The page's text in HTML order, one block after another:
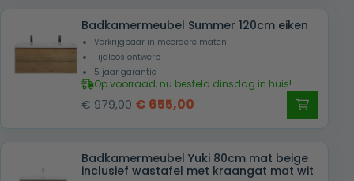
was:
€ 989,00.
is:
€ 655,00.
Badkamermeubel Summer 120cm eiken
Verkrijgbaar in meerdere maten
Tijdloos ontwerp
5 jaar garantie
Op voorraad, nu besteld dinsdag in huis!
€979,00 Oorspronkelijke
was:
€ 979,00.
€ 655,00
is:
€ 655,00.
Badkamermeubel Yuki 80cm mat beige
inclusief wastafel met kraangat mat wit